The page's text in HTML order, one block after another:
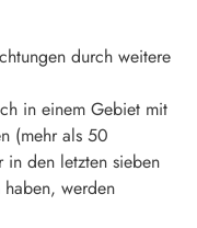
durch weitere
in einem Gebiet mit
(mehr als 50
den letzten sieben
werden